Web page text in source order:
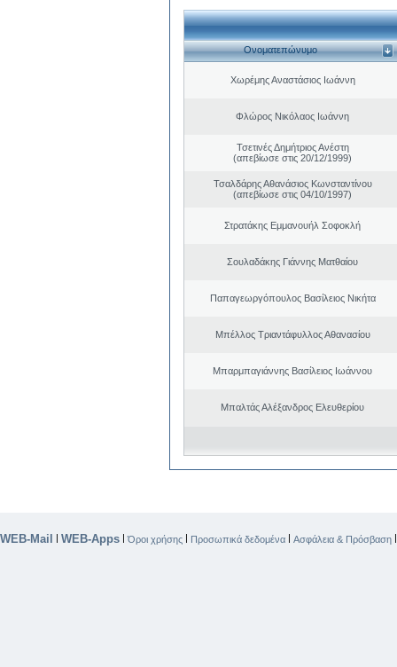
Ονοματεπώνυμο
Χωρέμης Αναστάσιος Ιωάννη
Φλώρος Νικόλαος Ιωάννη
Τσετινές Δημήτριος Ανέστη
(απεβίωσε στις 20/12/1999)
Τσαλδάρης Αθανάσιος Κωνσταντίνου
(απεβίωσε στις 04/10/1997)
Στρατάκης Εμμανουήλ Σοφοκλή
Σουλαδάκης Γιάννης Ματθαίου
Παπαγεωργόπουλος Βασίλειος Νικήτα
Μπέλλος Τριαντάφυλλος Αθανασίου
Μπαρμπαγιάννης Βασίλειος Ιωάννου
Μπαλτάς Αλέξανδρος Ελευθερίου
WEB-Mail | WEB-Apps |Όροι χρήσης | Προσωπικά δεδομένα | Ασφάλεια & Πρόσβαση